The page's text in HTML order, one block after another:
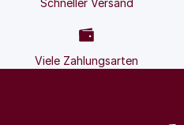
Schneller Versand
Viele Zahlungsarten